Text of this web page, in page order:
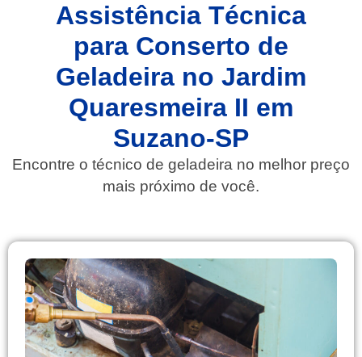
Assistência Técnica
para Conserto de
Geladeira no Jardim
Quaresmeira II em
Suzano-SP
Encontre o técnico de geladeira no melhor preço
mais próximo de você.